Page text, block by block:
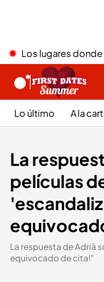
Los lugares donde
Lo último A la
La
películas
La respuesta de Adrià
equivocado de cita!"